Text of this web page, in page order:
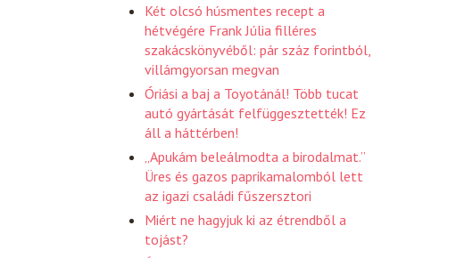
Két olcsó húsmentes recept a
hétvégére Frank Júlia filléres
szakácskönyvéből: pár száz forintból,
villámgyorsan megvan
Óriási a baj a Toyotánál! Több tucat
autó gyártását felfüggesztették! Ez
áll a háttérben!
„Apukám beleálmodta a birodalmat.”
Üres és gazos paprikamalomból lett
az igazi családi fűszersztori
Miért ne hagyjuk ki az étrendből a
tojást?